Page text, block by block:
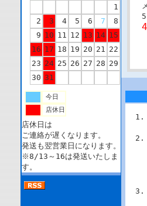
1
2
3 4 5 6 7
8
9 10 11 12 13 14 15
16 17 18 19 20 21 22
23 24 25 26 27 28 29
30 31
今日
店休日
店休日は
ご連絡が遅くなります。
発送も翌営業日になります。
※8/13～16は発送いたしま
す。